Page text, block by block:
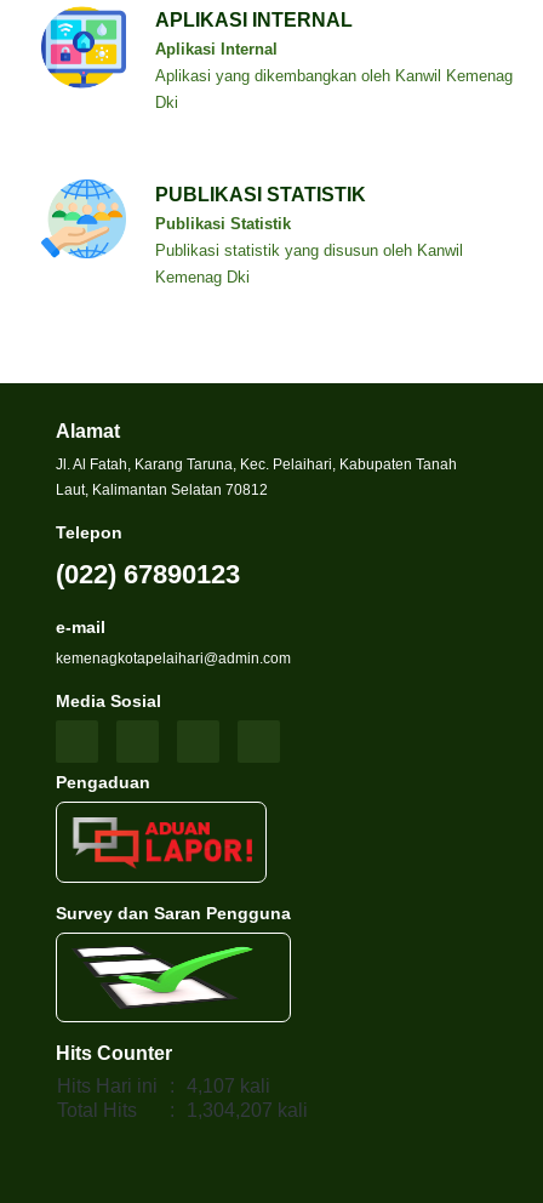
APLIKASI INTERNAL
Aplikasi Internal
Aplikasi yang dikembangkan oleh Kanwil Kemenag
Dki
PUBLIKASI STATISTIK
Publikasi Statistik
Publikasi statistik yang disusun oleh Kanwil
Kemenag Dki
Alamat
Jl. Al Fatah, Karang Taruna, Kec. Pelaihari, Kabupaten Tanah
Laut, Kalimantan Selatan 70812
Telepon
(022) 67890123
e-mail
kemenagkotapelaihari@admin.com
Media Sosial
Pengaduan
Survey dan Saran Pengguna
Hits Counter
Hits Hari ini
:
4,107 kali
Total Hits
: 1,304,207 kali